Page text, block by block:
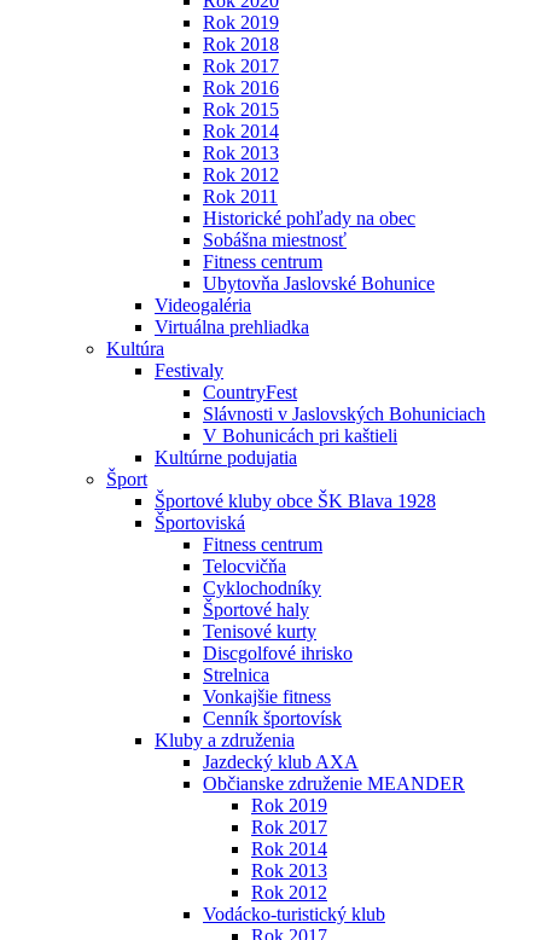
Rok 2019
Rok 2018
Rok 2017
Rok 2016
Rok 2015
Rok 2014
Rok 2013
Rok 2012
Rok 2011
Historické pohľady na obec
Sobášna miestnosť
Fitness centrum
Ubytovňa Jaslovské Bohunice
Videogaléria
Virtuálna prehliadka
Kultúra
Festivaly
CountryFest
Slávnosti v Jaslovských Bohuniciach
V Bohunicách pri kaštieli
Kultúrne podujatia
Šport
Športové kluby obce ŠK Blava 1928
Športoviská
Fitness centrum
Telocvičňa
Cyklochodníky
Športové haly
Tenisové kurty
Discgolfové ihrisko
Strelnica
Vonkajšie fitness
Cenník športovísk
Kluby a združenia
Jazdecký klub AXA
Občianske združenie MEANDER
Rok 2019
Rok 2017
Rok 2014
Rok 2013
Rok 2012
Vodácko-turistický klub
Rok 2017